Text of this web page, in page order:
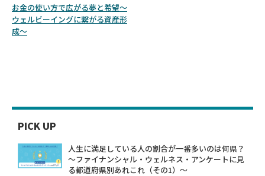
お金の使い方で広がる夢と希望～
ウェルビーイングに繋がる資産形
成～
PICK UP
人生に満足している人の割合が一番多いのは何県？
～ファイナンシャル・ウェルネス・アンケートに見
る都道府県別あれこれ（その1）～